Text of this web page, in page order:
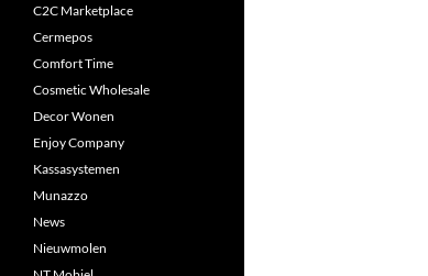
C2C Marketplace
Cermepos
Comfort Time
Cosmetic Wholesale
Decor Wonen
Enjoy Company
Kassasystemen
Munazzo
News
Nieuwmolen